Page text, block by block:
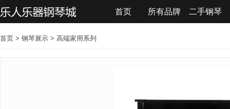
首页 所有品牌 二手钢琴
首页 > 钢琴展示 > 高端家用系列